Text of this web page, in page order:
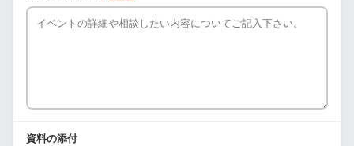
資料の添付